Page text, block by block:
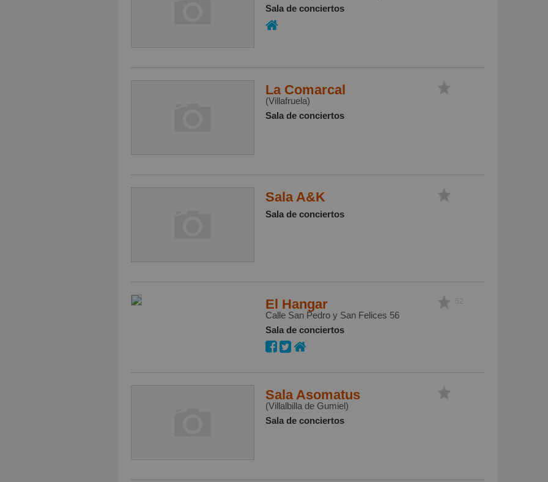
Sala de conciertos
La Comarcal
(Villafruela)
Sala de conciertos
Sala A&K
Sala de conciertos
El Hangar
Calle San Pedro y San Felices 56
Sala de conciertos
52
Sala Asomatus
(Villalbilla de Gumiel)
Sala de conciertos